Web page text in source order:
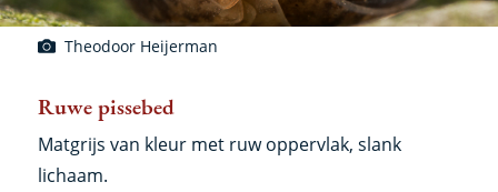
Theodoor Heijerman
Ruwe pissebed
Matgrijs van kleur met ruw oppervlak, slank
lichaam.